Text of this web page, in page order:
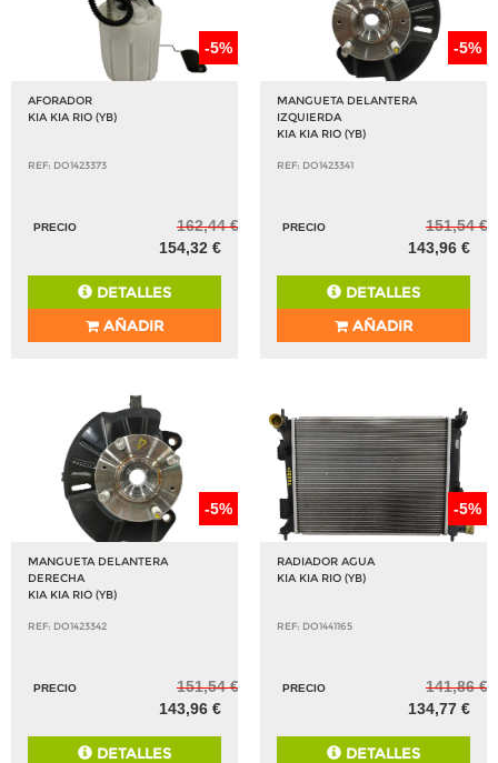
-5%
AFORADOR
KIA KIA RIO (YB)
REF: DO1423373
PRECIO
162,44 €
154,32 €
DETALLES
AÑADIR
-5%
MANGUETA DELANTERA
IZQUIERDA
KIA KIA RIO (YB)
REF: DO1423341
PRECIO
151,54 €
143,96 €
DETALLES
AÑADIR
-5%
MANGUETA DELANTERA
DERECHA
KIA KIA RIO (YB)
REF: DO1423342
PRECIO
151,54 €
143,96 €
DETALLES
-5%
RADIADOR AGUA
KIA KIA RIO (YB)
REF: DO1441165
PRECIO
141,86 €
134,77 €
DETALLES